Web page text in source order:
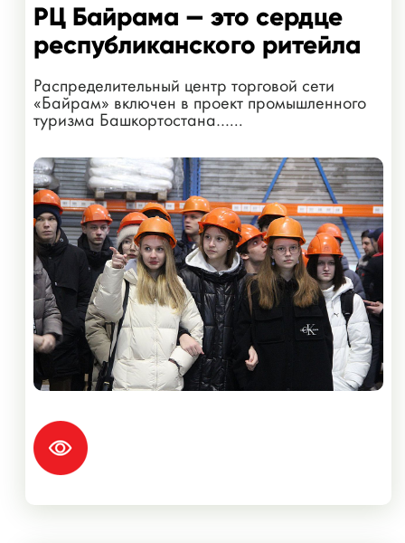
РЦ Байрама — это сердце
республиканского ритейла
Распределительный центр торговой сети
«Байрам» включен в проект промышленного
туризма Башкортостана…...